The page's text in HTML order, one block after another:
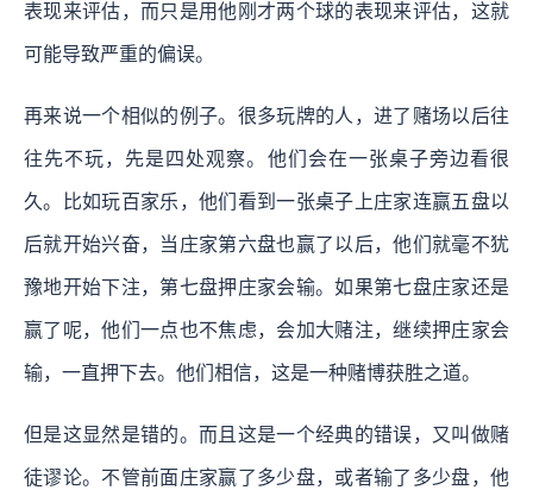
表现来评估，而只是用他刚才两个球的表现来评估，这就
可能导致严重的偏误。
再来说一个相似的例子。很多玩牌的人，进了赌场以后往
往先不玩，先是四处观察。他们会在一张桌子旁边看很
久。比如玩百家乐，他们看到一张桌子上庄家连赢五盘以
后就开始兴奋，当庄家第六盘也赢了以后，他们就毫不犹
豫地开始下注，第七盘押庄家会输。如果第七盘庄家还是
赢了呢，他们一点也不焦虑，会加大赌注，继续押庄家会
输，一直押下去。他们相信，这是一种赌博获胜之道。
但是这显然是错的。而且这是一个经典的错误，又叫做赌
徒谬论。不管前面庄家赢了多少盘，或者输了多少盘，他